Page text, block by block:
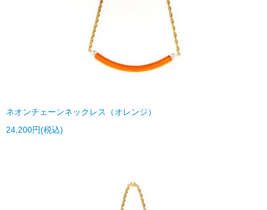
ネオンチェーンネックレス（オレンジ）
24,200円(税込)